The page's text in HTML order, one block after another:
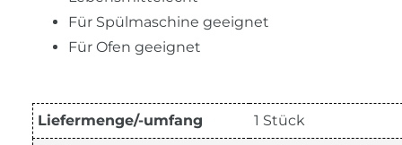
Für Spülmaschine geeignet
Für Ofen geeignet
Liefermenge/-umfang 1 Stück